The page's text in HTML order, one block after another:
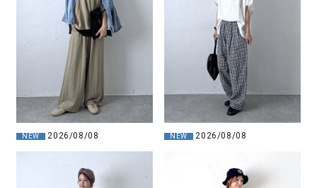
NEW 2026/08/08 NEW 2026/08/08